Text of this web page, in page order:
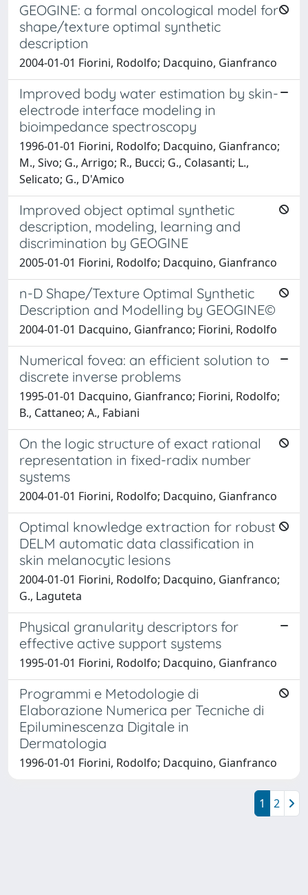
GEOGINE: a formal oncological model for
shape/texture optimal synthetic
description
2004-01-01 Fiorini, Rodolfo; Dacquino, Gianfranco
Improved body water estimation by skin-
electrode interface modeling in
bioimpedance spectroscopy
1996-01-01 Fiorini, Rodolfo; Dacquino, Gianfranco;
M., Sivo; G., Arrigo; R., Bucci; G., Colasanti; L.,
Selicato; G., D'Amico
Improved object optimal synthetic
description, modeling, learning and
discrimination by GEOGINE
2005-01-01 Fiorini, Rodolfo; Dacquino, Gianfranco
n-D Shape/Texture Optimal Synthetic
Description and Modelling by GEOGINE©
2004-01-01 Dacquino, Gianfranco; Fiorini, Rodolfo
Numerical fovea: an efficient solution to
discrete inverse problems
1995-01-01 Dacquino, Gianfranco; Fiorini, Rodolfo;
B., Cattaneo; A., Fabiani
On the logic structure of exact rational
representation in fixed-radix number
systems
2004-01-01 Fiorini, Rodolfo; Dacquino, Gianfranco
Optimal knowledge extraction for robust
DELM automatic data classification in
skin melanocytic lesions
2004-01-01 Fiorini, Rodolfo; Dacquino, Gianfranco;
G., Laguteta
Physical granularity descriptors for
effective active support systems
1995-01-01 Fiorini, Rodolfo; Dacquino, Gianfranco
Programmi e Metodologie di
Elaborazione Numerica per Tecniche di
Epiluminescenza Digitale in
Dermatologia
1996-01-01 Fiorini, Rodolfo; Dacquino, Gianfranco
1 2